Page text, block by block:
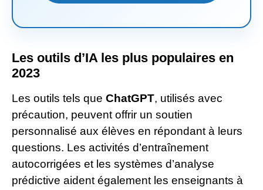
Les outils d’IA les plus populaires en
2023
Les outils tels que ChatGPT, utilisés avec
précaution, peuvent offrir un soutien
personnalisé aux élèves en répondant à leurs
questions. Les activités d’entraînement
autocorrigées et les systèmes d’analyse
prédictive aident également les enseignants à